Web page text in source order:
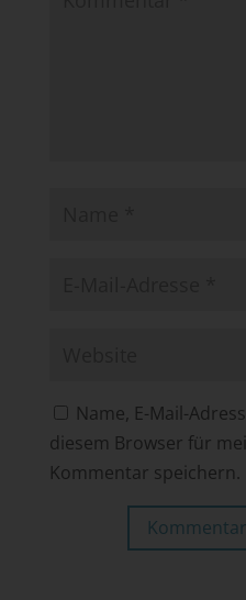
Name, E-Mail-
diesem Browser für
Kommentar speichern.